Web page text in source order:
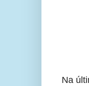
Na